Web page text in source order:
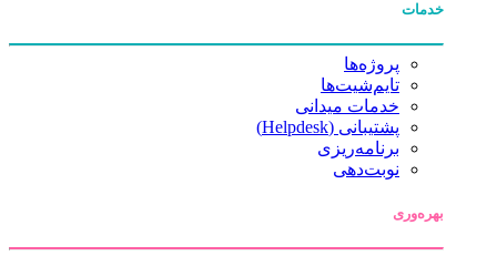
خدمات
پروژه‌ها
تایم‌شیت‌ها
خدمات میدانی
پشتیبانی (Helpdesk)
برنامه‌ریزی
نوبت‌دهی
بهره‌وری